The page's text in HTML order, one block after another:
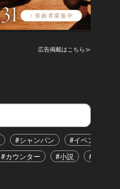
広告掲載はこちら≫
#シャンパン #イベント
#カウンター #小説 #恋愛